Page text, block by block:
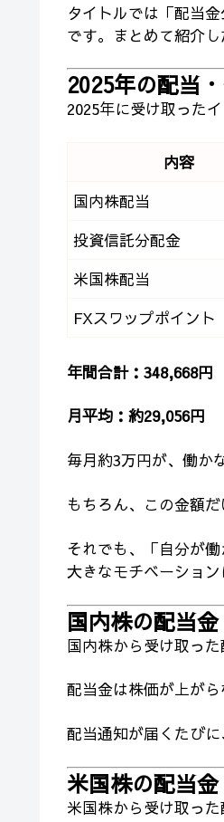
タイトルでは「配当
です。まとめて紹介し
2025年の配当
2025年に受け取った
内容
国内株配当
投資信託分配金
米国株配当
FXスワップポイント
年間合計：348,668円
月平均：約29,056円
毎月約3万円が、働か
もちろん、この金額
それでも、「自分が
大きなモチベーション
国内株の配当金
国内株から受け取っ
配当金は株価が上が
配当通知が届くたび
米国株の配当金
米国株から受け取っ